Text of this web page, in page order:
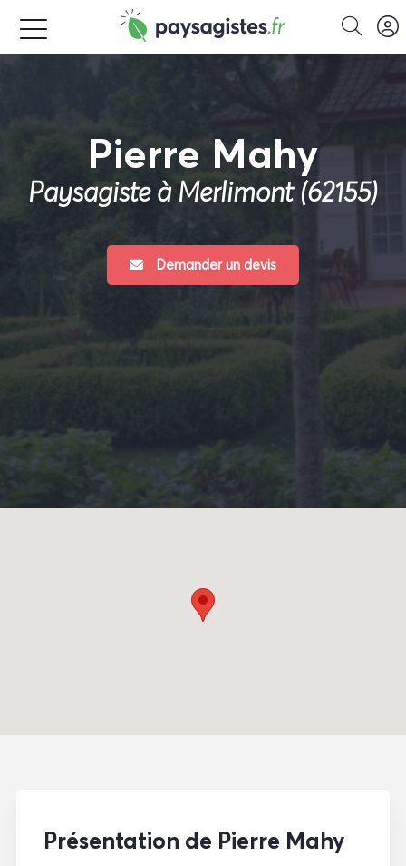
Pierre Mahy
Paysagiste à Merlimont (62155)
Demander un devis
Présentation de Pierre Mahy